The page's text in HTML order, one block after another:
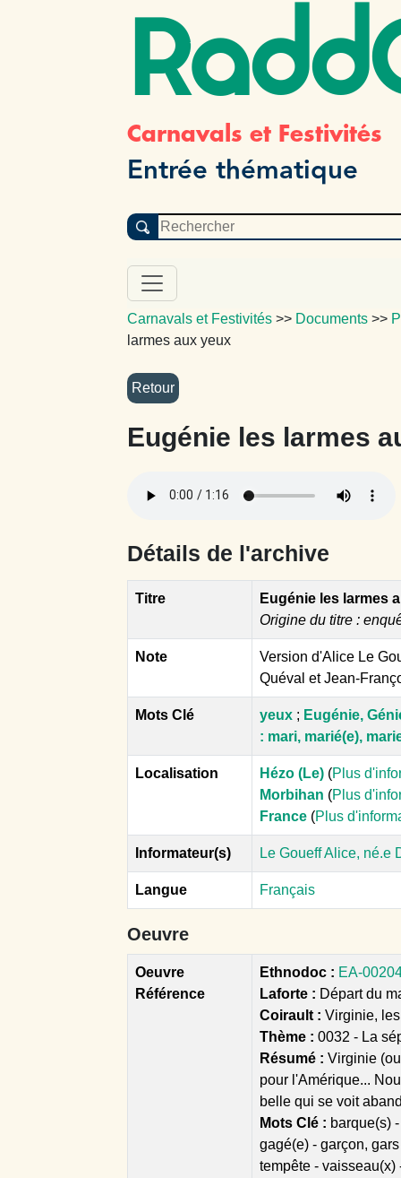
Carnavals et Festivités
Entrée thématique
Carnavals et Festivités >> Documents >>
larmes aux yeux
Eugénie les larmes
Détails de l'archive
Titre
Eugénie les larmes
Origine du titre :
Note
Version d'Alice Le
Quéval et Jean-
Mots Clé yeux ; Eugénie,
: mari, marié(e),
Localisation Hézo (Le) (Plus
Morbihan (Plus
France (Plus
Informateur(s) Le Goueff Alice, né.e
Langue Français
Oeuvre
Oeuvre
Référence
Ethnodoc : EA-
Laforte : Départ du
Coirault : Virginie,
Thème : 0032 - La
Résumé : Virginie
pour l'Amérique...
belle qui se voit
Mots Clé : barque(s)
gagé(e) - garçon,
tempête - vaisseau(x)